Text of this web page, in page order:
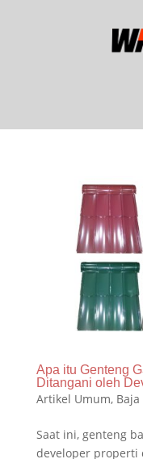
Apa itu Genteng
Ditangani oleh
Artikel Umum,
Saat ini, genteng
developer properti